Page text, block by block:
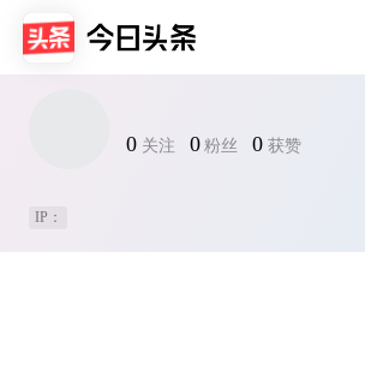
0 关注 0 粉丝 0 获赞
IP：